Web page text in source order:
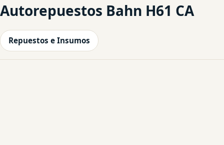
Autorepuestos Bahn H61 CA
Repuestos e Insumos